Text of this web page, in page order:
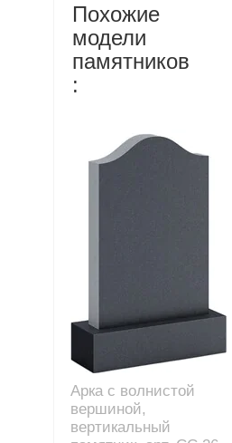
Похожие
модели
памятников
:
Арка с волнистой
вершиной,
вертикальный